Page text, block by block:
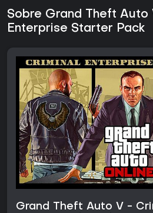
Sobre Grand Theft Auto
Enterprise Starter Pack
Grand Theft Auto V -